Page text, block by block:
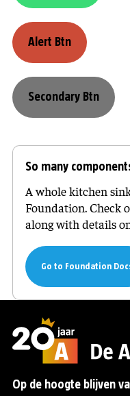
Alert Btn
Secondary Btn
So many
A whole kitchen
Foundation. Check
along with details
Go to Foundation
Op de hoogte blijven